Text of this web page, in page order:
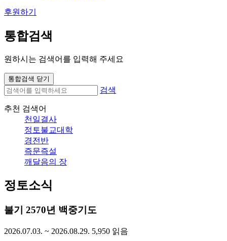
후원하기
통합검색
원하시는 검색어를 입력해 주세요
통합검색 닫기
검색
추천 검색어
천일결사
정토불교대학
경전반
즉문즉설
깨달음의 장
정토소식
불기 2570년 백중기도
2026.07.03. ~ 2026.08.29. 5,950 읽음